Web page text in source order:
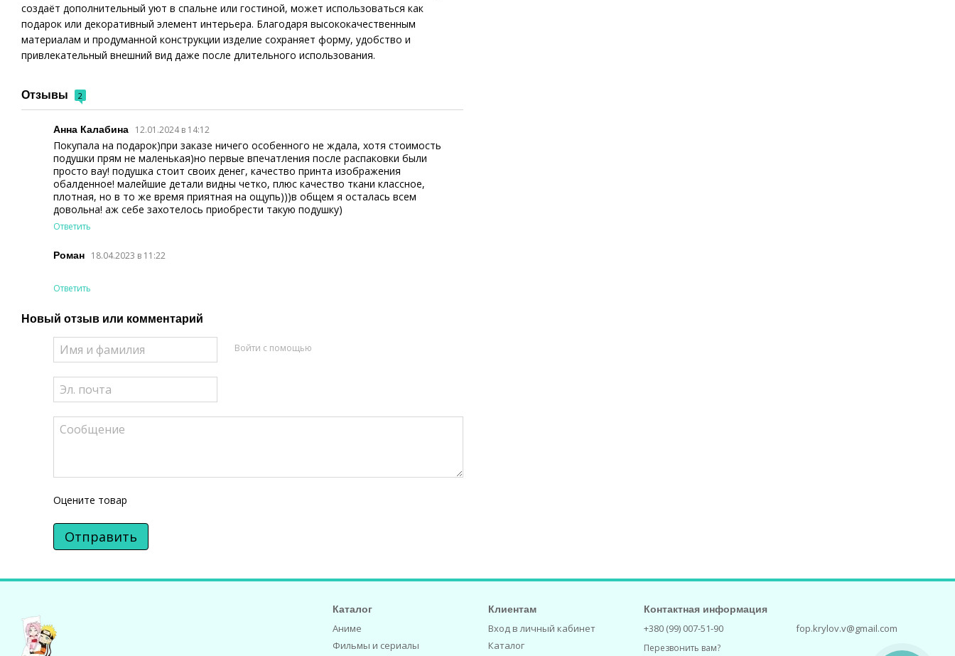
создаёт дополнительный уют в спальне или гостиной, может использоваться как
подарок или декоративный элемент интерьера. Благодаря высококачественным
материалам и продуманной конструкции изделие сохраняет форму, удобство и
привлекательный внешний вид даже после длительного использования.
Отзывы 2
Анна Калабина 12.01.2024 в 14:12
Покупала на подарок)при заказе ничего особенного не ждала, хотя стоимость
подушки прям не маленькая)но первые впечатления после распаковки были
просто вау! подушка стоит своих денег, качество принта изображения
обалденное! малейшие детали видны четко, плюс качество ткани классное,
плотная, но в то же время приятная на ощупь)))в общем я осталась всем
довольна! аж себе захотелось приобрести такую подушку)
Ответить
Роман 18.04.2023 в 11:22
Ответить
Новый отзыв или комментарий
Войти с помощью
Оцените товар
Отправить
Каталог
Аниме
Фильмы и сериалы
Клиентам
Вход в личный кабинет
Каталог
Контактная информация
+380 (99) 007-51-90
Перезвонить вам?
fop.krylov.v@gmail.com